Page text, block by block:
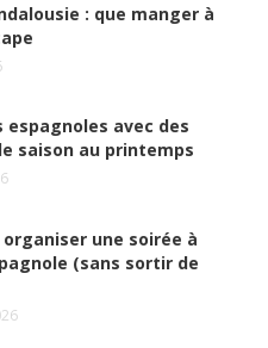
: que manger à
avec des
saison au printemps
une soirée à
(sans sortir de